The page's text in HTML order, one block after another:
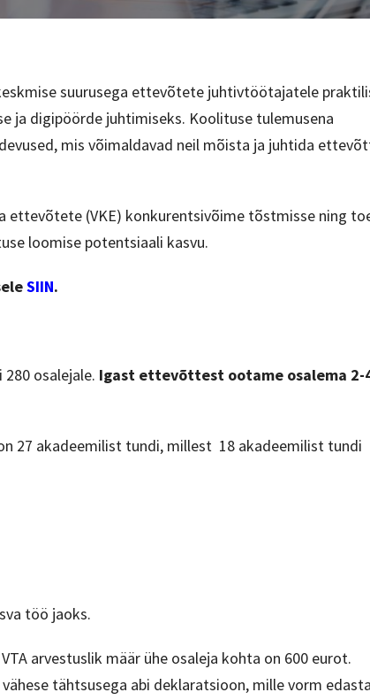
suurusega ettevõtete juhtivtöötajatele
digipöörde juhtimiseks. Koolituse tulemusena
mis võimaldavad neil mõista ja juhtida
ettevõtete (VKE) konkurentsivõime tõstmisse ning
loomise potentsiaali kasvu.
SIIN.
osalejale. Igast ettevõttest ootame osalema 2-
27 akadeemilist tundi, millest 18 akadeemilist tundi
töö jaoks.
arvestuslik määr ühe osaleja kohta on 600 eurot.
tähtsusega abi deklaratsioon, mille vorm